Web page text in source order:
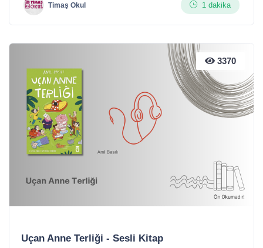
Timaş Okul 1 dakika
3370
Uçan Anne Terliği - Sesli Kitap